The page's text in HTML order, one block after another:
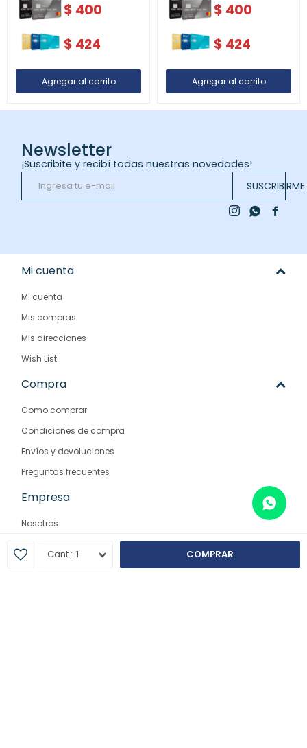
1 COMPRAR
$ 400
$ 424
$ 400
$ 424
Newsletter
¡Suscribite y recibí todas nuestras novedades!
SUSCRIBIRME

 
Mi cuenta
Mi cuenta
Mis compras
Mis direcciones
Wish List
Compra
Como comprar
Condiciones de compra
Envíos y devoluciones
Preguntas frecuentes
Empresa
Nosotros